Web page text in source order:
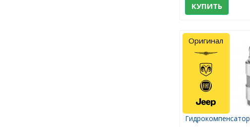
КУПИТЬ
Гидрокомпенсатор
Оригинал